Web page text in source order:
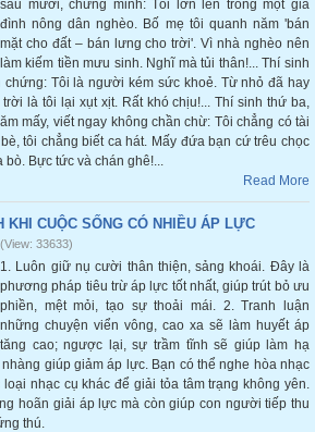
sáu mươi, chứng minh: Tôi lớn lên trong một gia
đình nông dân nghèo. Bố mẹ tôi quanh năm 'bán
mặt cho đất – bán lưng cho trời'. Vì nhà nghèo nên
kiếm tiền mưu sinh. Nghĩ mà tủi thân!... Thí sinh
Tôi là người kém sức khoẻ. Từ nhỏ đã hay
là tôi lại xụt xịt. Rất khó chịu!... Thí sinh thứ ba,
mấy, viết ngay không chần chừ: Tôi chẳng có tài
tôi chẳng biết ca hát. Mấy đứa bạn cứ trêu chọc
Bực tức và chán ghê!...
Read More
KHI CUỘC SỐNG CÓ NHIỀU ÁP LỰC
(View: 33633)
1. Luôn giữ nụ cười thân thiện, sảng khoái. Đây là
phương pháp tiêu trừ áp lực tốt nhất, giúp trút bỏ ưu
phiền, mệt mỏi, tạo sự thoải mái. 2. Tranh luận
những chuyện viển vông, cao xa sẽ làm huyết áp
tăng cao; ngược lại, sự trầm tĩnh sẽ giúp làm hạ
giúp giảm áp lực. Bạn có thể nghe hòa nhạc
nhạc cụ khác để giải tỏa tâm trạng không yên.
hoãn giải áp lực mà còn giúp con người tiếp thu
thú.